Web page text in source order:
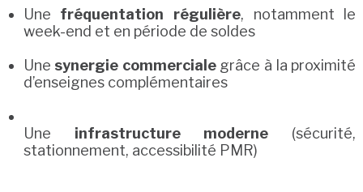
Une fréquentation régulière, notamment le
week-end et en période de soldes
Une synergie commercialegrâce à la proximité
d’enseignes complémentaires
Une infrastructure moderne (sécurité,
stationnement, accessibilité PMR)